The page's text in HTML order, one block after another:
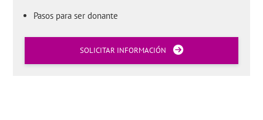
Pasos para ser donante
SOLICITAR INFORMACIÓN